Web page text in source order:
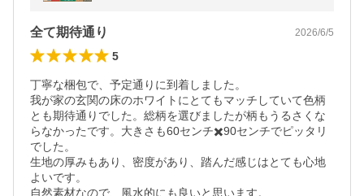
全て期待通り 2026/6/5
5
丁寧な梱包で、予定通りに到着しました。
我が家の玄関の床のホワイトにとてもマッチしていて色柄
とも期待通りでした。総柄を選びましたが柄もうるさくな
らなかったです。大きさも60センチ✖️90センチでピッタリ
でした。
生地の厚みもあり、密度があり、踏んだ感じはとても心地
よいです。
自然素材なので、風水的にも良いと思います。